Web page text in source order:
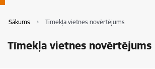
Sākums Tīmekļa vietnes novērtējums
Tīmekļa vietnes novērtējums